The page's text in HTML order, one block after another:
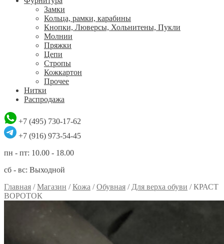
Замки
Кольца, рамки, карабины
Кнопки, Люверсы, Хольнитены, Пукли
Молнии
Пряжки
Цепи
Стропы
Кожкартон
Прочее
Нитки
Распродажа
+7 (495) 730-17-62
+7 (916) 973-54-45
пн - пт: 10.00 - 18.00
сб - вс: Выходной
Главная /Магазин /Кожа /Обувная / Для верха обуви /КРАСТ
ВОРОТОК